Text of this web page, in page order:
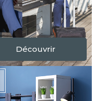
Découvrir